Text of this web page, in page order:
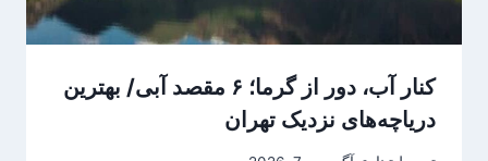
کنار آب، دور از گرما؛ ۶ مقصد آبی/ بهترین
دریاچه‌های نزدیک تهران